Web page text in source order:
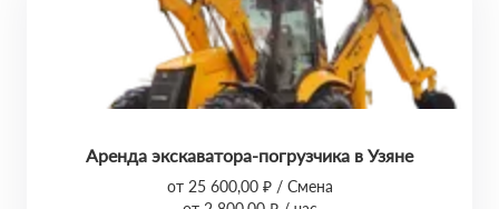
Аренда экскаватора-погрузчика в Узяне
от 25 600,00 ₽ / Смена